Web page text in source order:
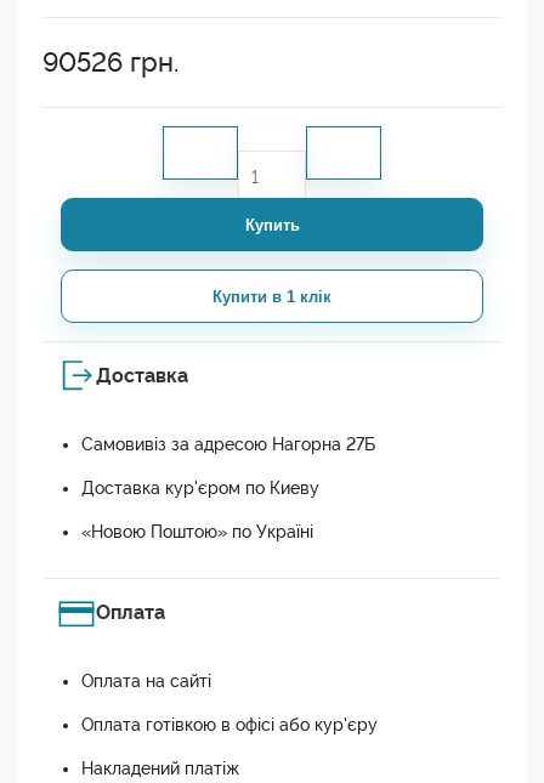
90526 грн.
Купить
Купити в 1 клік
Доставка
Самовивіз за адресою Нагорна 27Б
Доставка кур'єром по Киеву
«Новою Поштою» по Україні
Оплата
Оплата на сайті
Оплата готівкою в офісі або кур'єру
Накладений платіж